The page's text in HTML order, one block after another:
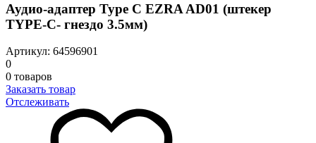
Аудио-адаптер Type C EZRA AD01 (штекер
TYPE-C- гнездо 3.5мм)
Артикул: 64596901
0
0 товаров
Заказать товар
Отслеживать